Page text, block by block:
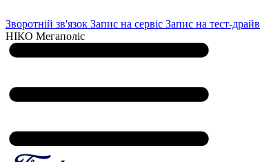
Зворотній зв'язок Запис на сервіс Запис на тест-драйв
НІКО Мегаполіс